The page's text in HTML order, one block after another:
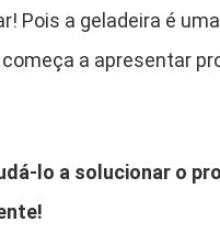
Pois a geladeira é
a apresentar
lo a solucionar o